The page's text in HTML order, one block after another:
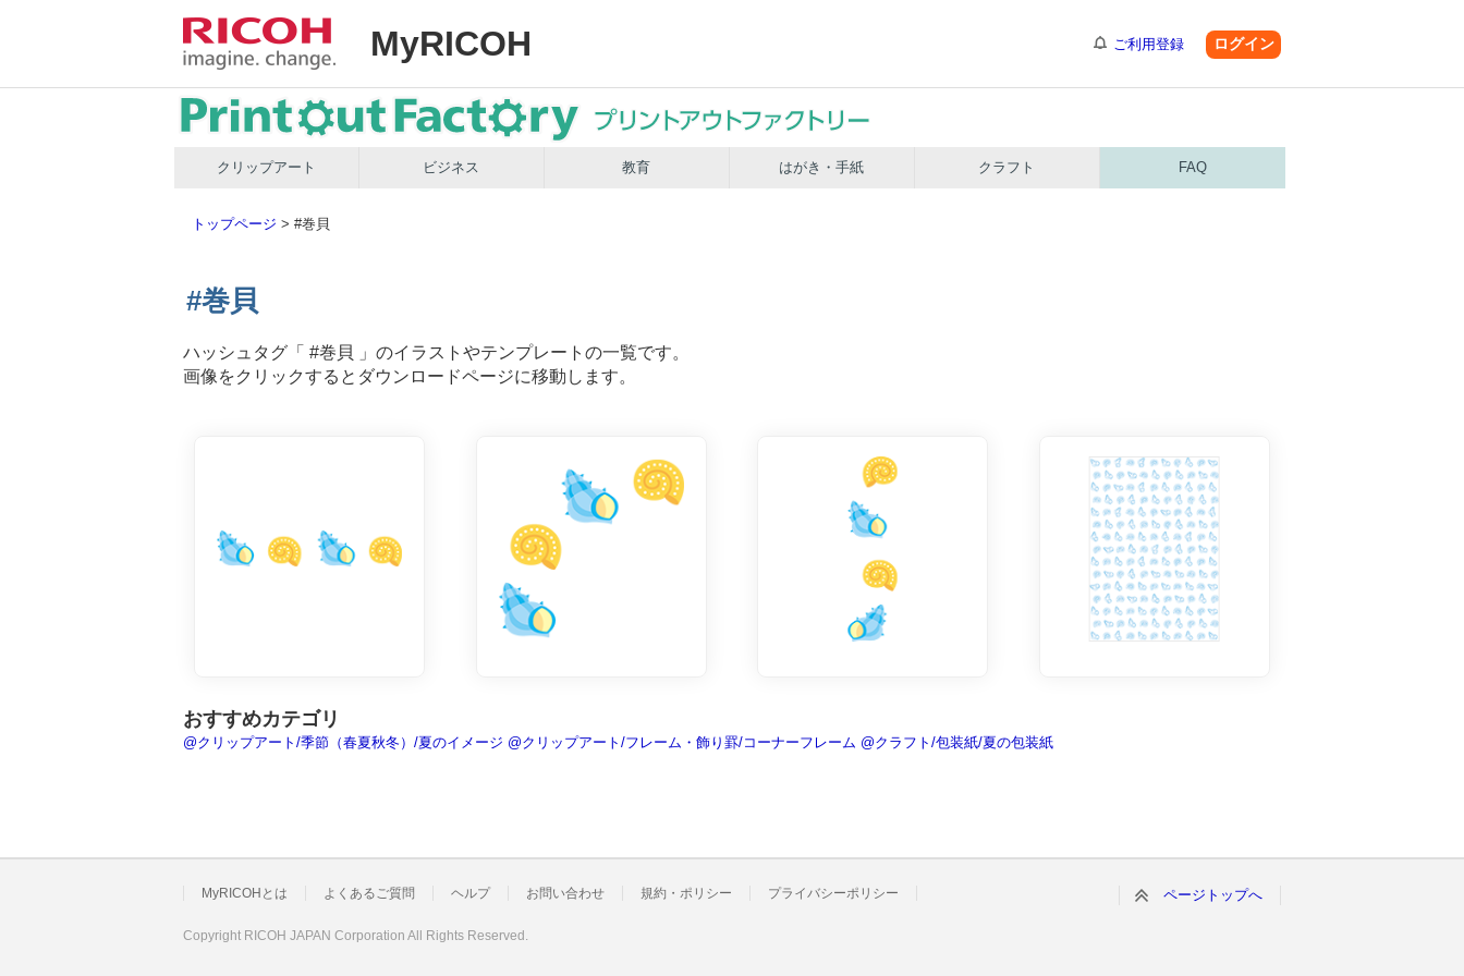
MyRICOH ご利用登録 ログイン
クリップアート ビジネス 教育 はがき・手紙 クラフト FAQ
トップページ > #巻貝
#巻貝
ハッシュタグ「 #巻貝
」のイラストやテンプレートの一覧です。
画像をクリックするとダウンロードページに移動します。
おすすめカテゴリ
@クリップアート/季節（春夏秋冬）/夏のイメージ @クリップアート/フレーム・飾り罫/コーナーフレーム @クラフト/包装紙/夏の包装紙
MyRICOHとは よくあるご質問 ヘルプ お問い合わせ 規約・ポリシー プライバシーポリシー ページトップへ
Copyright RICOH JAPAN Corporation All Rights Reserved.